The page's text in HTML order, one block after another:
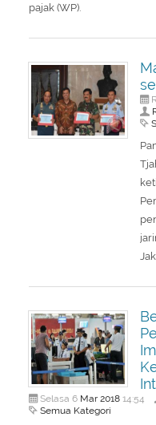
pajak (WP).
Selasa 6 Mar 201814:54
Semua Kategori